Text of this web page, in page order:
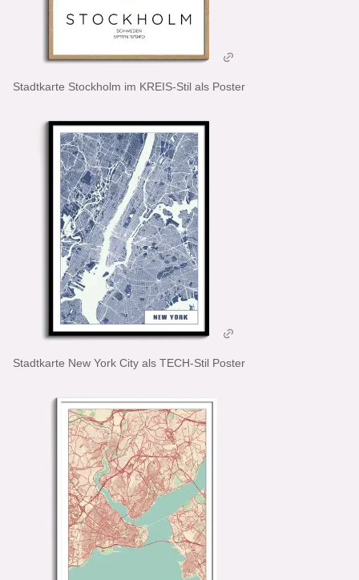
Stadtkarte Stockholm im KREIS-Stil als Poster
Stadtkarte New York City als TECH-Stil Poster